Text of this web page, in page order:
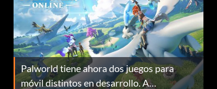
Palworld tiene ahora dos juegos para
móvil distintos en desarrollo. A